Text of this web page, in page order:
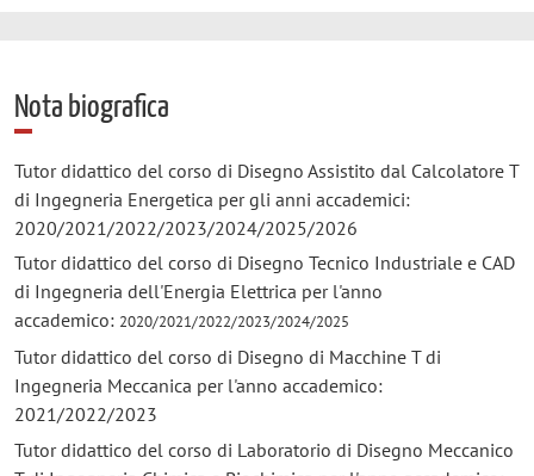
Nota biografica
Tutor didattico del corso di Disegno Assistito dal Calcolatore T
di Ingegneria Energetica per gli anni accademici:
2020/2021/2022/2023/2024/2025/2026
Tutor didattico del corso di Disegno Tecnico Industriale e CAD
di Ingegneria dell'Energia Elettrica per l'anno
accademico: 2020/2021/2022/2023/2024/2025
Tutor didattico del corso di Disegno di Macchine T di
Ingegneria Meccanica per l'anno accademico:
2021/2022/2023
Tutor didattico del corso di Laboratorio di Disegno Meccanico